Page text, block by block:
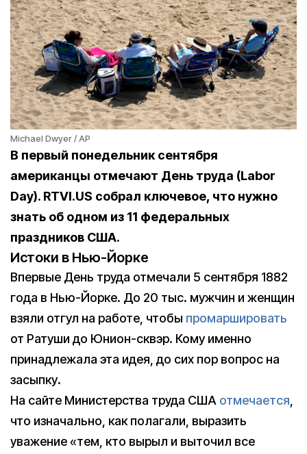
Michael Dwyer / AP
В первый понедельник сентября
американцы отмечают День труда (Labor
Day). RTVI.US собрал ключевое, что нужно
знать об одном из 11 федеральных
праздников США.
Истоки в Нью-Йорке
Впервые День труда отмечали 5 сентября 1882
года в Нью-Йорке. До 20 тыс. мужчин и женщин
взяли отгул на работе, чтобы промаршировать
от Ратуши до Юнион-сквэр. Кому именно
принадлежала эта идея, до сих пор вопрос на
засыпку.
На сайте Министерства труда США отмечается
что изначально, как полагали, выразить
уважение «тем, кто вырыл и выточил все